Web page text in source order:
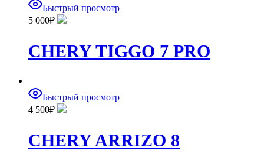
Быстрый просмотр
5 000₽
CHERY TIGGO 7 PRO
Быстрый просмотр
4 500₽
CHERY ARRIZO 8